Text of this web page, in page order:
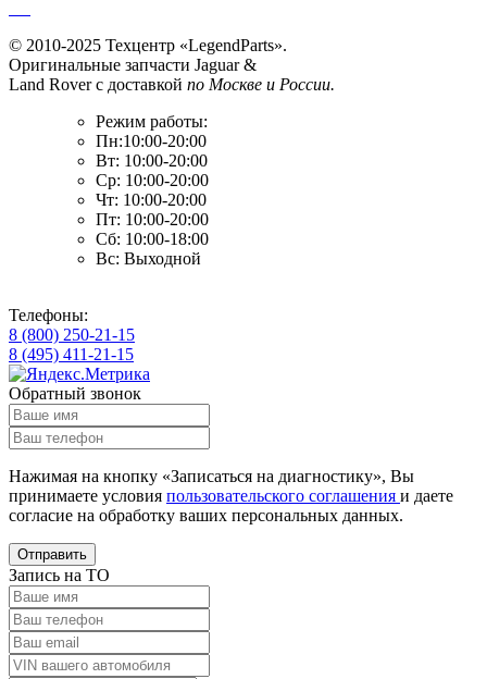
© 2010-2025 Техцентр «LegendParts».
Оригинальные запчасти Jaguar &
Land Rover с доставкой по Москве и России.
Режим работы:
Пн:10:00-20:00
Вт: 10:00-20:00
Ср: 10:00-20:00
Чт: 10:00-20:00
Пт: 10:00-20:00
Сб: 10:00-18:00
Вс: Выходной
Телефоны:
8 (800) 250-21-15
8 (495) 411-21-15
Обратный звонок
Нажимая на кнопку «Записаться на диагностику», Вы
принимаете условия пользовательского соглашения и даете
согласие на обработку ваших персональных данных.
Отправить
Запись на ТО